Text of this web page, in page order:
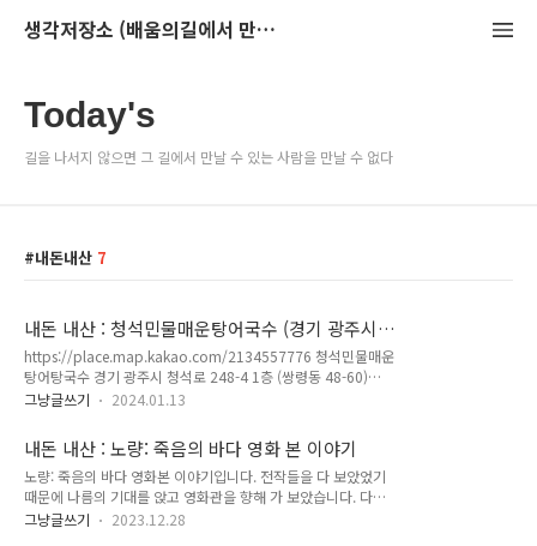
생각저장소 (배움의길에서 만나는 이야기)
Today's
길을 나서지 않으면 그 길에서 만날 수 있는 사람을 만날 수 없다
내돈내산 7
내돈 내산 : 청석민물매운탕어국수 (경기 광주시)
탐방기
https://place.map.kakao.com/2134557776 청석민물매운
탕어탕국수 경기 광주시 청석로 248-4 1층 (쌍령동 48-60)
place.map.kakao.com 이번에 다녀온 곳은 청석민물 매운 탕
로 잘 가볼 수 없는 위치에 있을 수 도 있기는 합니다만. 국도를
이용해 이천 등을 다녀오신다면, 참고해 보시길 바랍니다. 원래
는 성남시에서 운영하시던 식당을 이곳으로 이전 하고 1년쯤 지
났다고 하더군요. 저는 와이프와 함께 다녀왔습니다. 다른 글에
서 보여 드렸던 공주에 있는 민물 매운탕집과는 유사하기도 하지
그냥글쓰기 2024.01.13
내돈 내산 : 노량: 죽음의 바다 영화 본 이야기
노량: 죽음의 바다 영화본 이야기입니다. 전작들을 다 보았었기
때문에 나름의 기대를 앉고 영화관을 향해 가 보았습니다. 다른
분들은 어떨지 모르겠지만, 나름의 기대가 너무 높았었나 봅니
그냥글쓰기 2023.12.28